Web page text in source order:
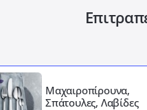
Μαχαιροπίρουνα,
Σπάτουλες, Λαβίδες